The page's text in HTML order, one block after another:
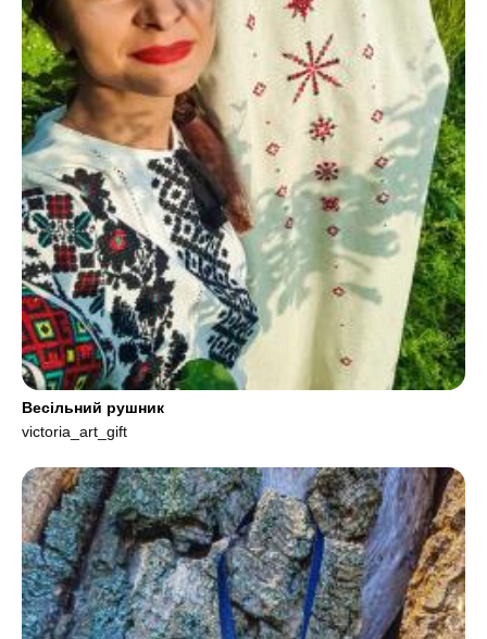
Весільний рушник
victoria_art_gift